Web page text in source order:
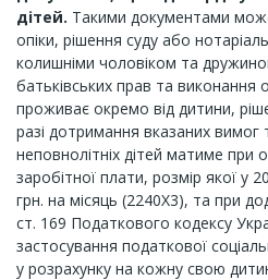
дітей. Такими документами
опіки, рішення суду або
колишніми чоловіком та
батьківських прав та виконання
проживає окремо від дитини,
разі дотримання вказаних
неповнолітніх дітей матиме при
заробітної плати, розмір якої у
грн. на місяць (2240Х3), та при
ст. 169 Податкового кодексу
застосування податкової
у розрахунку на кожну свою